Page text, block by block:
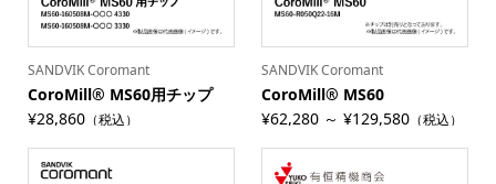
SANDVIK Coromant
CoroMill® MS60用チップ
¥28,860（税込）
SANDVIK Coromant
CoroMill® MS60
¥62,280 ～ ¥129,580 （税込）